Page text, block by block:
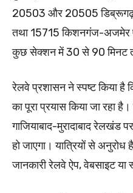
20503 और 20505 डिब्रूगढ़-
तथा 15715 किशनगंज-अजमेर
कुछ सेक्शन में 30 से 90 मिनट
रेलवे प्रशासन ने स्पष्ट किया है
का पूरा प्रयास किया जा रहा
गाजियाबाद-मुरादाबाद रेलखंड
हो जाएगा। यात्रियों से
जानकारी रेलवे ऐप, वेबसाइट